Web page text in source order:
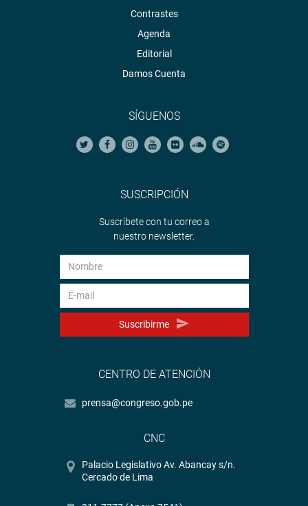
Contrastes
Agenda
Editorial
Damos Cuenta
SÍGUENOS
SUSCRIPCIÓN
Suscríbete con tu correo a
nuestro newsletter.
Suscribirme
CENTRO DE ATENCIÓN
prensa@congreso.gob.pe
CNC
Palacio Legislativo Av. Abancay s/n.
Cercado de Lima